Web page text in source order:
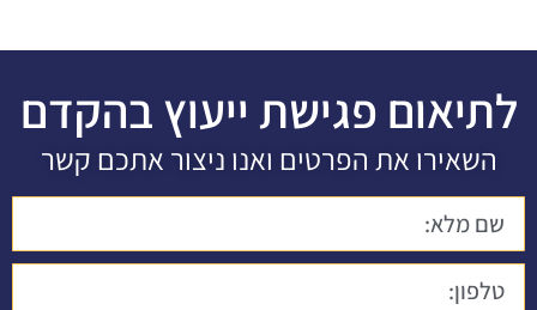
לתיאום פגישת ייעוץ בהקדם
השאירו את הפרטים ואנו ניצור אתכם קשר